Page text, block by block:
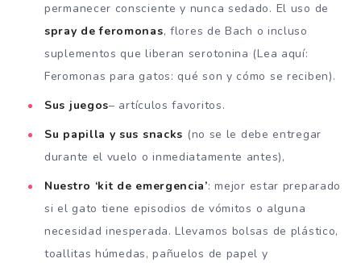
permanecer consciente y nunca sedado. El uso de
spray de feromonas, flores de Bach o incluso
suplementos que liberan serotonina (Lea aquí:
Feromonas para gatos: qué son y cómo se reciben).
Sus juegos– artículos favoritos.
Su papilla y sus snacks (no se le debe entregar
durante el vuelo o inmediatamente antes),
Nuestro ‘kit de emergencia’: mejor estar preparado
si el gato tiene episodios de vómitos o alguna
necesidad inesperada. Llevamos bolsas de plástico,
toallitas húmedas, pañuelos de papel y